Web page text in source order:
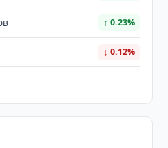
↑ 0.23%
↓ 0.12%